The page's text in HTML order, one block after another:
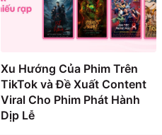
Xu Hướng Của Phim Trên
TikTok và Đề Xuất Content
Viral Cho Phim Phát Hành
Dịp Lễ